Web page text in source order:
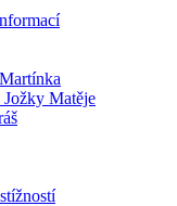
Jožky Matěje